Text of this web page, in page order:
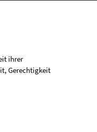
ihrer
Gerechtigkeit